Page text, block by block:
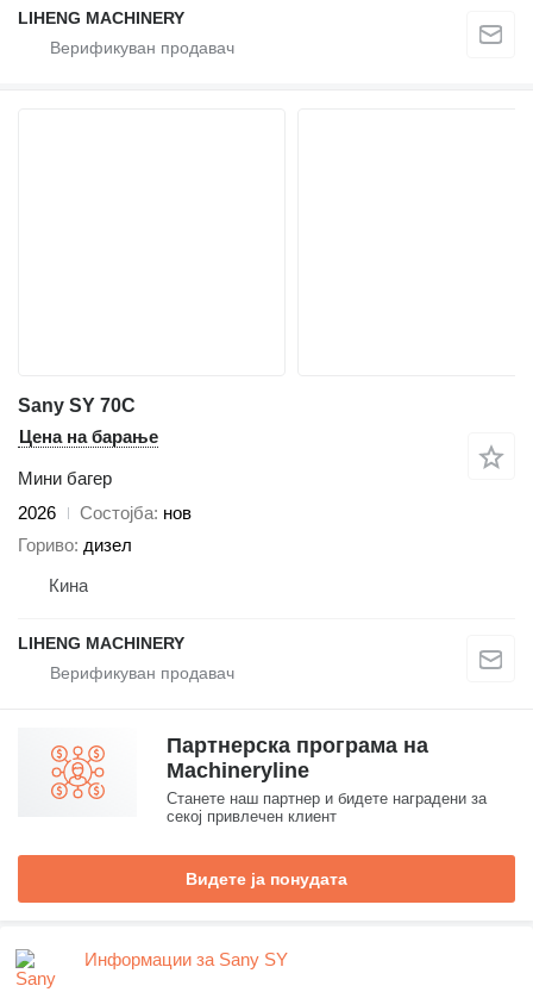
LIHENG MACHINERY
Sany SY 70C
Цена на барање
Мини багер
2026
Состојба нов
Гориво дизел
Кина
LIHENG MACHINERY
Партнерска програма на
Machineryline
Станете наш партнер и бидете наградени за
секој привлечен клиент
Видете ја понудата
Информации за Sany SY